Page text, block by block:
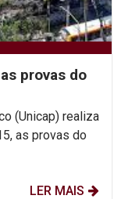
provas do
(Unicap) realiza
as provas do
LER MAIS